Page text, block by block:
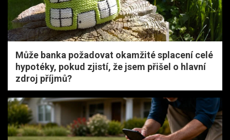
Může banka požadovat okamžité splacení celé
hypotéky, pokud zjistí, že jsem přišel o hlavní
zdroj příjmů?